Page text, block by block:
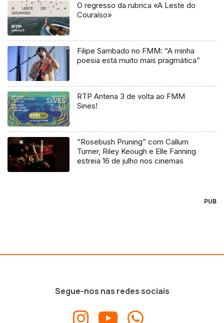
O regresso da rubrica «A Leste do
Couraíso»
Filipe Sambado no FMM: “A minha
poesia está muito mais pragmática”
RTP Antena 3 de volta ao FMM
Sines!
“Rosebush Pruning” com Callum
Turner, Riley Keough e Elle Fanning
estreia 16 de julho nos cinemas
PUB
Segue-nos nas redes sociais